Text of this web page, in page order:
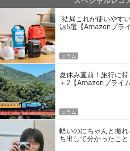
“結局これが使いやす
源5選【Amazonプラ
コラム
夏休み直前！旅行に
＋2【Amazonプライ
コラム
軽いのにちゃんと撮
ち出して分かったこと